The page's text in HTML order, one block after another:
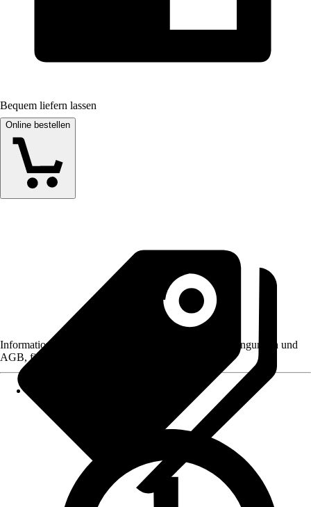
Bequem liefern lassen
Online bestellen
Informationen des Verkäufers, wie z. B. Rückgabebedingungen und
AGB, finden Sie bei Klick auf den Verkäufernamen.